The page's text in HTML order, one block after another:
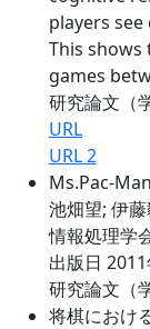
players
This shows
games
研究論文（
URL
URL 2
Ms.Pac-
池畑望; 伊
情報処理学
出版日
研究論文（
将棋におけ